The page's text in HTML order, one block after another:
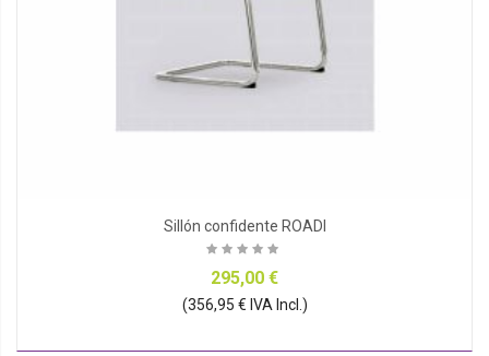
Sillón confidente ROADI
295,00 €
(356,95 € IVA Incl.)